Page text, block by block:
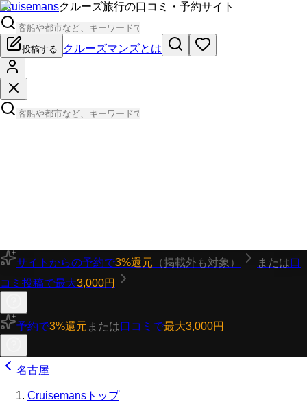
Cruisemansクルーズ旅行の口コミ・予約サイト
投稿する クルーズマンズとは
サイトからの予約で3%還元 （掲載外も対象） または口
コミ投稿で最大3,000円
予約で3%還元 または口コミで最大3,000円
名古屋
Cruisemansトップ